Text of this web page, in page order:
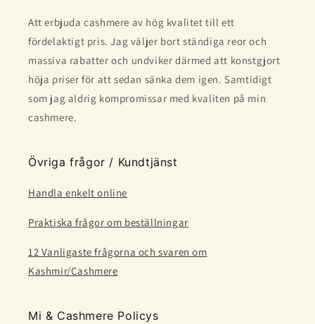
Att erbjuda cashmere av hög kvalitet till ett
fördelaktigt pris. Jag väljer bort ständiga reor och
massiva rabatter och undviker därmed att konstgjort
höja priser för att sedan sänka dem igen. Samtidigt
som jag aldrig kompromissar med kvaliten på min
cashmere.
Övriga frågor / Kundtjänst
Handla enkelt online
Praktiska frågor om beställningar
12 Vanligaste frågorna och svaren om
Kashmir/Cashmere
Mi & Cashmere Policys